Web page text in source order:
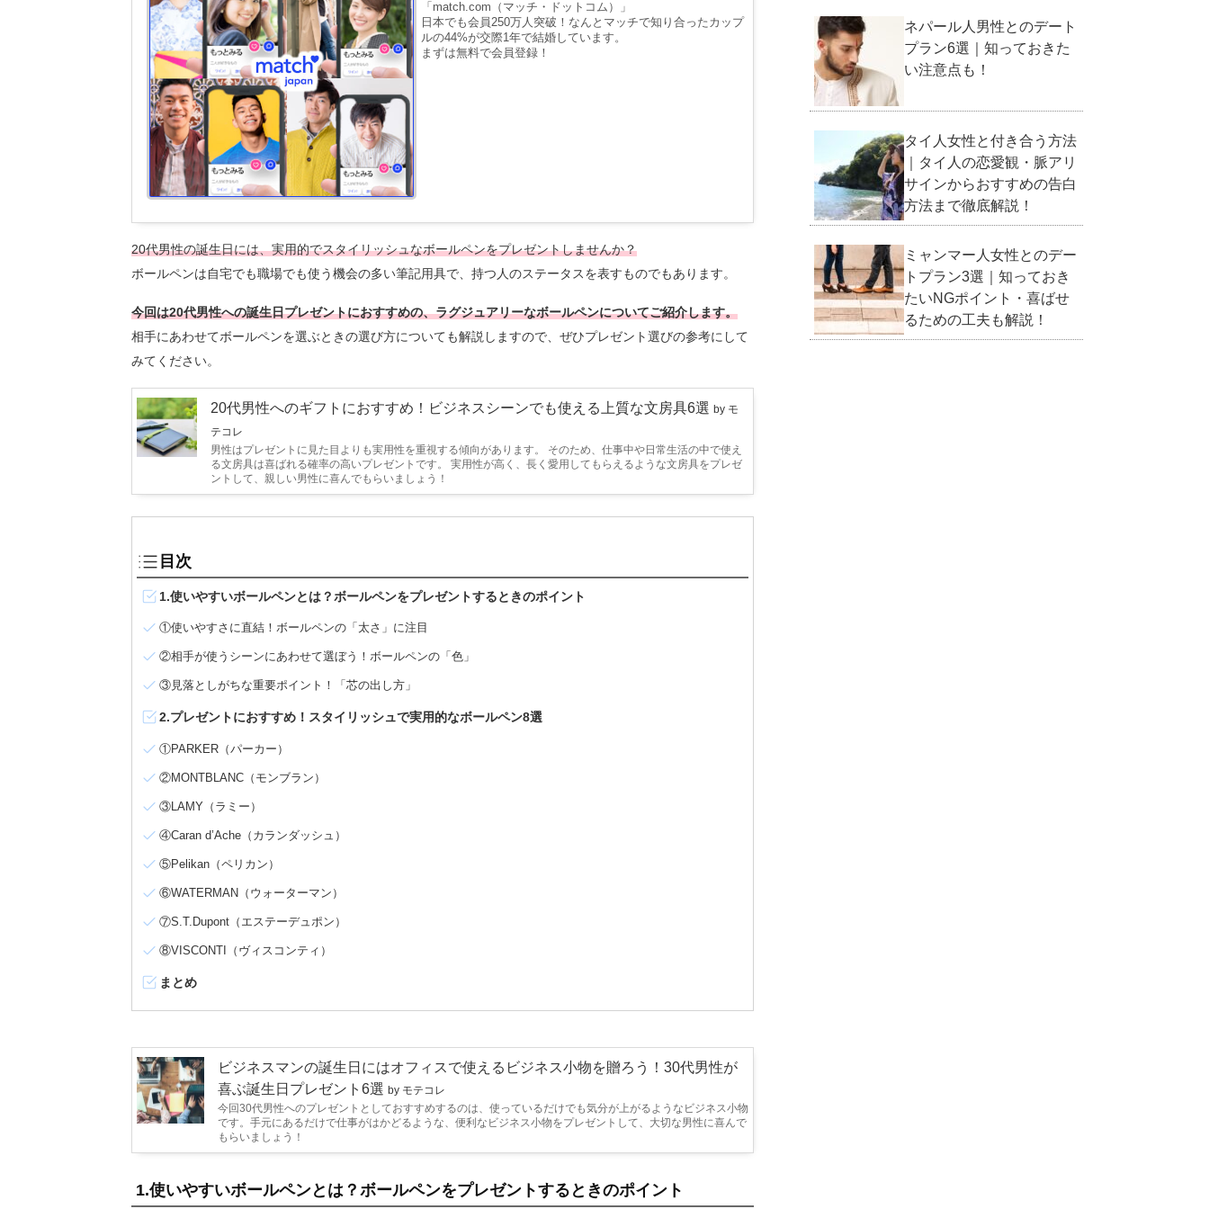
「match.com（マッチ・ドットコム）」
日本でも会員250万人突破！なんとマッチで知り合ったカップ
ルの44%が交際1年で結婚しています。
まずは無料で会員登録！
20代男性の誕生日には、実用的でスタイリッシュなボールペンをプレゼントしませんか？
ボールペンは自宅でも職場でも使う機会の多い筆記用具で、持つ人のステータスを表すものでもあります。
今回は20代男性への誕生日プレゼントにおすすめの、ラグジュアリーなボールペンについてご紹介します。
相手にあわせてボールペンを選ぶときの選び方についても解説しますので、ぜひプレゼント選びの参考にして
みてください。
20代男性へのギフトにおすすめ！ビジネスシーンでも使える上質な文房具6選 by モ
テコレ
男性はプレゼントに見た目よりも実用性を重視する傾向があります。 そのため、仕事中や日常生活の中で使え
る文房具は喜ばれる確率の高いプレゼントです。 実用性が高く、長く愛用してもらえるような文房具をプレゼ
ントして、親しい男性に喜んでもらいましょう！
目次
1.使いやすいボールペンとは？ボールペンをプレゼントするときのポイント
①使いやすさに直結！ボールペンの「太さ」に注目
②相手が使うシーンにあわせて選ぼう！ボールペンの「色」
③見落としがちな重要ポイント！「芯の出し方」
2.プレゼントにおすすめ！スタイリッシュで実用的なボールペン8選
①PARKER（パーカー）
②MONTBLANC（モンブラン）
③LAMY（ラミー）
④Caran d’Ache（カランダッシュ）
⑤Pelikan（ペリカン）
⑥WATERMAN（ウォーターマン）
⑦S.T.Dupont（エステーデュポン）
⑧VISCONTI（ヴィスコンティ）
まとめ
ビジネスマンの誕生日にはオフィスで使えるビジネス小物を贈ろう！30代男性が
喜ぶ誕生日プレゼント6選 by モテコレ
今回30代男性へのプレゼントとしておすすめするのは、使っているだけでも気分が上がるようなビジネス小物
です。手元にあるだけで仕事がはかどるような、便利なビジネス小物をプレゼントして、大切な男性に喜んで
もらいましょう！
1.使いやすいボールペンとは？ボールペンをプレゼントするときのポイント
ネパール人男性とのデート
プラン6選｜知っておきた
い注意点も！
タイ人女性と付き合う方法
｜タイ人の恋愛観・脈アリ
サインからおすすめの告白
方法まで徹底解説！
ミャンマー人女性とのデー
トプラン3選｜知っておき
たいNGポイント・喜ばせ
るための工夫も解説！